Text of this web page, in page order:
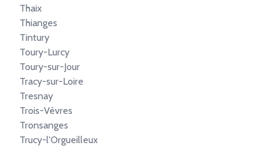
Thaix
Thianges
Tintury
Toury-Lurcy
Toury-sur-Jour
Tracy-sur-Loire
Tresnay
Trois-Vèvres
Tronsanges
Trucy-l'Orgueilleux